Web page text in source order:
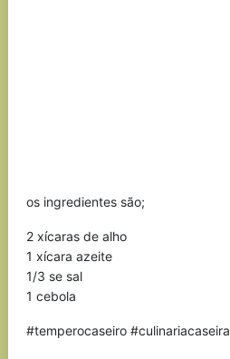
os ingredientes são;
2 xícaras de alho
1 xícara azeite
1/3 se sal
1 cebola
#temperocaseiro #culinariacaseira